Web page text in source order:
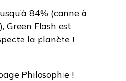
84% (canne à
Green Flash est
la planète !
Philosophie !